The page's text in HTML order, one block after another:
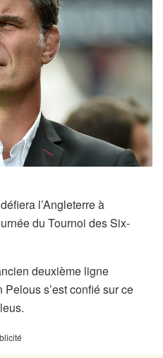
l’Angleterre à
du Tournoi des Six-
deuxième ligne
s’est confié sur ce